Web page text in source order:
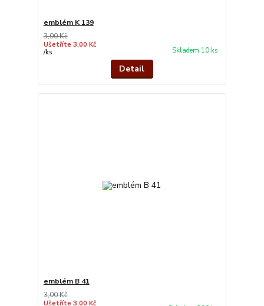
emblém K 139
3,00 Kč
Ušetříte 3,00 Kč
/ks Skladem 10 ks
Detail
emblém B 41
3,00 Kč
Ušetříte 3,00 Kč